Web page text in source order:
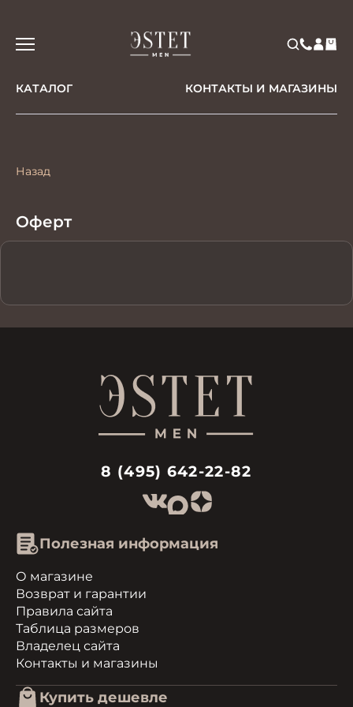
КАТАЛОГ КОНТАКТЫ И МАГАЗИНЫ
Назад
Оферт
8 (495) 642-22-82
Полезная информация
О магазине
Возврат и гарантии
Правила сайта
Таблица размеров
Владелец сайта
Контакты и магазины
Купить дешевле